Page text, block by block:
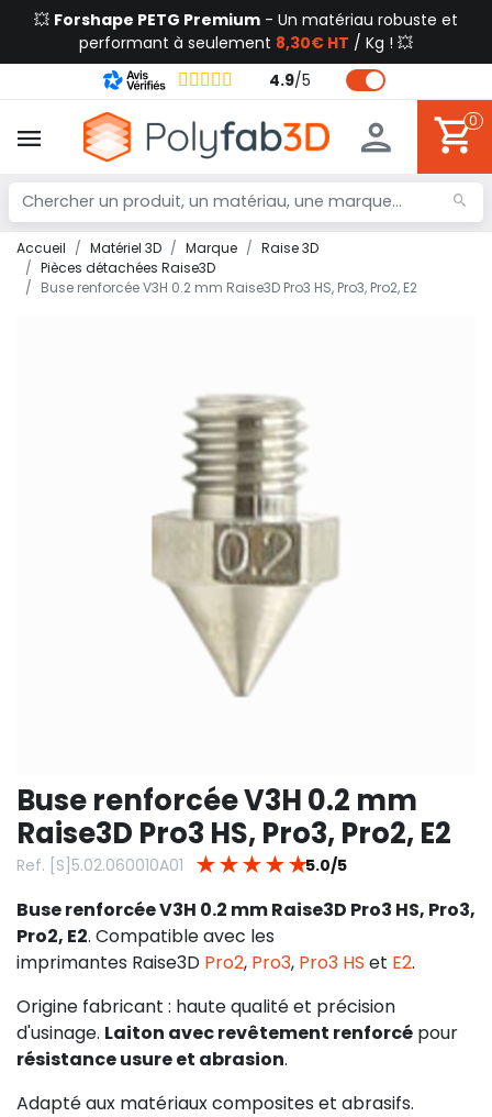
💥 Forshape PETG Premium - Un matériau robuste et
performant à seulement 8,30€ HT / Kg ! 💥
4.9/5
0
Accueil Matériel 3D Marque
Raise 3D
Pièces détachées Raise3D
Buse renforcée V3H 0.2 mm Raise3D Pro3 HS, Pro3, Pro2, E2
Buse renforcée V3H 0.2 mm
Raise3D Pro3 HS, Pro3, Pro2, E2
Ref. [S]5.02.060010A01 ★ ★ ★ ★ ★5.0/5
Buse renforcée V3H 0.2 mm Raise3D Pro3 HS, Pro3,
Pro2, E2. Compatible avec les
imprimantes Raise3D Pro2, Pro3, Pro3 HS et E2.
Origine fabricant : haute qualité et précision
d'usinage. Laiton avec revêtement renforcé pour
résistance usure et abrasion.
Adapté aux matériaux composites et abrasifs.